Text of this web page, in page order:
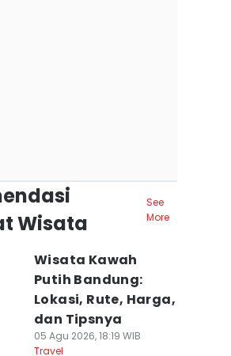
Wisata
See
More
Wisata Kawah
Putih Bandung:
Lokasi, Rute, Harga,
dan Tipsnya
05 Agu 2026, 18:19 WIB
Travel